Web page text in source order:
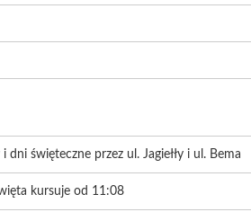
dni święteczne przez ul. Jagiełły i ul. Bema
kursuje od 11:08